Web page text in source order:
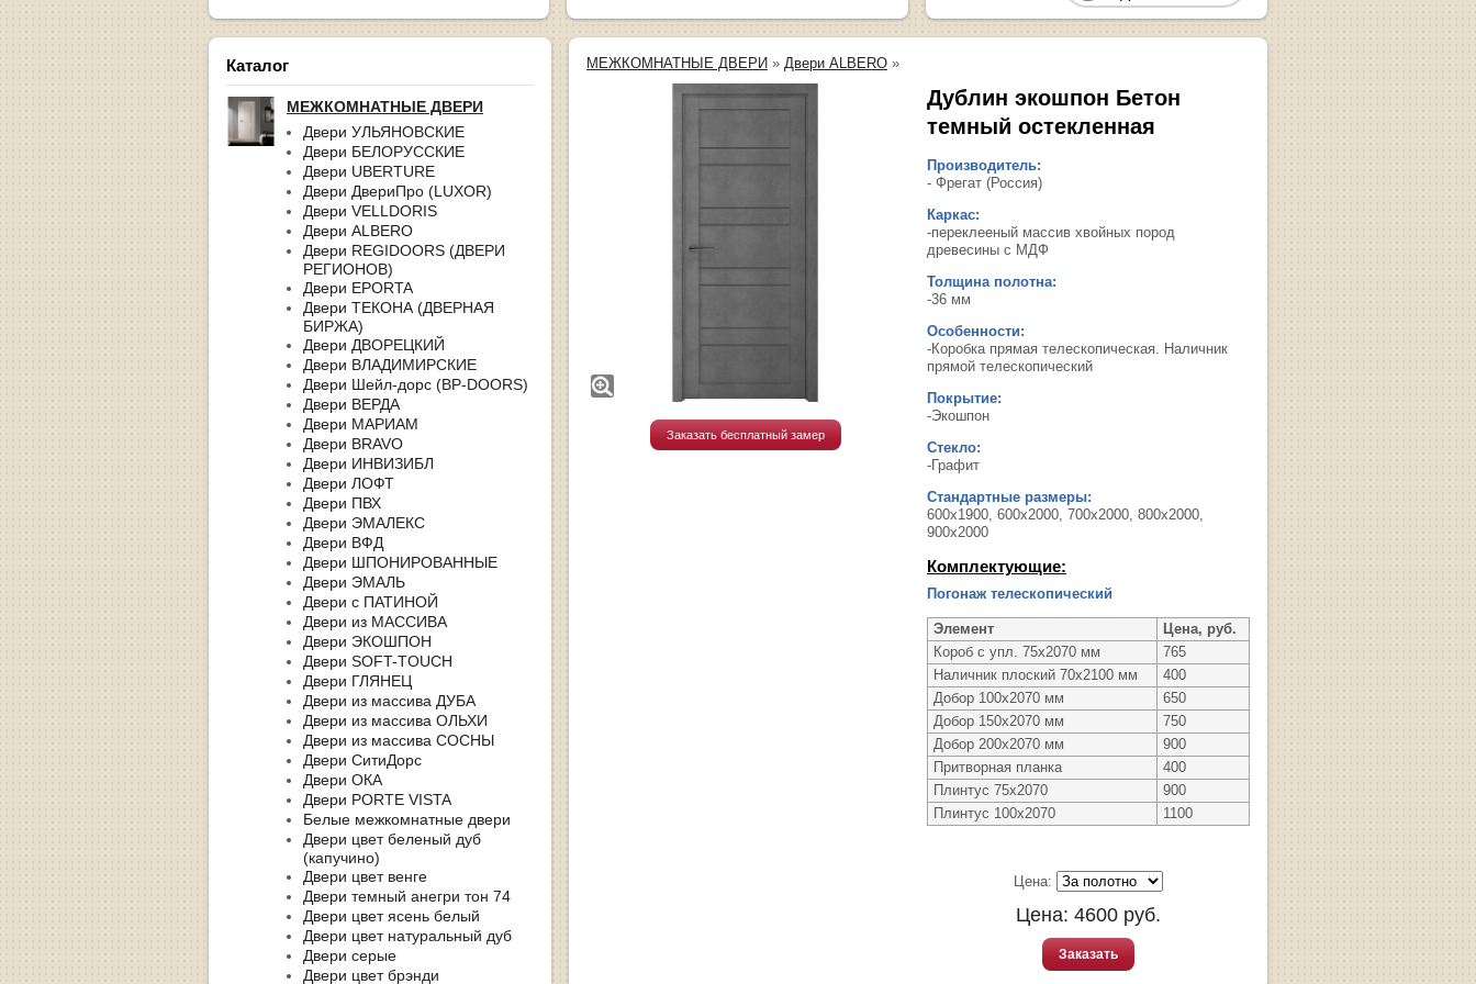
Каталог
МЕЖКОМНАТНЫЕ ДВЕРИ
Двери УЛЬЯНОВСКИЕ
Двери БЕЛОРУССКИЕ
Двери UBERTURE
Двери ДвериПро (LUXOR)
Двери VELLDORIS
Двери ALBERO
Двери REGIDOORS (ДВЕРИ
РЕГИОНОВ)
Двери EPORTA
Двери ТЕКОНА (ДВЕРНАЯ
БИРЖА)
Двери ДВОРЕЦКИЙ
Двери ВЛАДИМИРСКИЕ
Двери Шейл-дорс (BP-DOORS)
Двери ВЕРДА
Двери МАРИАМ
Двери BRAVO
Двери ИНВИЗИБЛ
Двери ЛОФТ
Двери ПВХ
Двери ЭМАЛЕКС
Двери ВФД
Двери ШПОНИРОВАННЫЕ
Двери ЭМАЛЬ
Двери с ПАТИНОЙ
Двери из МАССИВА
Двери ЭКОШПОН
Двери SOFT-TOUCH
Двери ГЛЯНЕЦ
Двери из массива ДУБА
Двери из массива ОЛЬХИ
Двери из массива СОСНЫ
Двери СитиДорс
Двери ОКА
Двери PORTE VISTA
Белые межкомнатные двери
Двери цвет беленый дуб
(капучино)
Двери цвет венге
Двери темный анегри тон 74
Двери цвет ясень белый
Двери цвет натуральный дуб
Двери серые
Двери цвет брэнди
МЕЖКОМНАТНЫЕ ДВЕРИ » Двери ALBERO »
Заказать бесплатный замер
Дублин экошпон Бетон
темный остекленная
Производитель:
- Фрегат (Россия)
Каркас:
-переклееный массив хвойных пород
древесины с МДФ
Толщина полотна:
-36 мм
Особенности:
-Коробка прямая телескопическая. Наличник
прямой телескопический
Покрытие:
-Экошпон
Стекло:
-Графит
Стандартные размеры:
600х1900, 600х2000, 700х2000, 800х2000,
900х2000
Комплектующие:
Погонаж телескопический
Элемент
Цена, руб.
Короб с упл. 75х2070 мм
765
Наличник плоский 70х2100 мм
400
Добор 100х2070 мм
650
Добор 150х2070 мм
750
Добор 200х2070 мм
900
Притворная планка
400
Плинтус 75х2070
900
Плинтус 100х2070
1100
Цена:
Цена: 4600 руб.
Заказать